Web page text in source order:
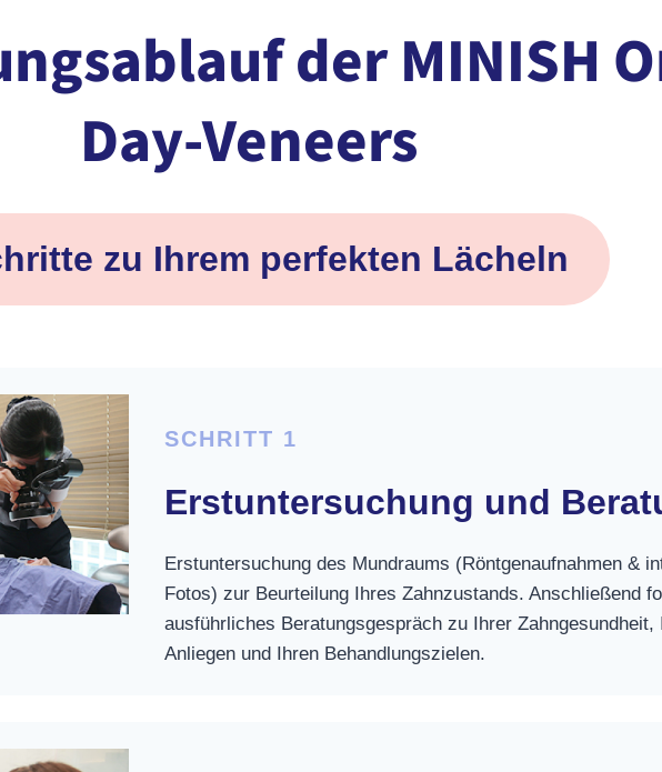
der MINISH
Day-Veneers
zu Ihrem perfekten Lächeln
SCHRITT 1
Erstuntersuchung und
Erstuntersuchung des Mundraums (Röntgenaufnahmen &
Fotos) zur Beurteilung Ihres Zahnzustands. Anschließend
ausführliches Beratungsgespräch zu Ihrer Zahngesundheit,
Anliegen und Ihren Behandlungszielen.